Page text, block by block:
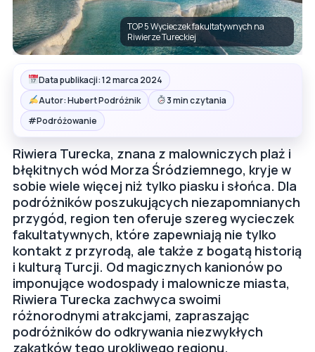
TOP 5 Wycieczek fakultatywnych na
Riwierze Tureckiej
Data publikacji: 12 marca 2024
Autor: Hubert Podróżnik
3 min czytania
#Podróżowanie
Riwiera Turecka, znana z malowniczych plaż i
błękitnych wód Morza Śródziemnego, kryje w
sobie wiele więcej niż tylko piasku i słońca. Dla
podróżników poszukujących niezapomnianych
przygód, region ten oferuje szereg wycieczek
fakultatywnych, które zapewniają nie tylko
kontakt z przyrodą, ale także z bogatą historią
i kulturą Turcji. Od magicznych kanionów po
imponujące wodospady i malownicze miasta,
Riwiera Turecka zachwyca swoimi
różnorodnymi atrakcjami, zapraszając
podróżników do odkrywania niezwykłych
zakątków tego urokliwego regionu.